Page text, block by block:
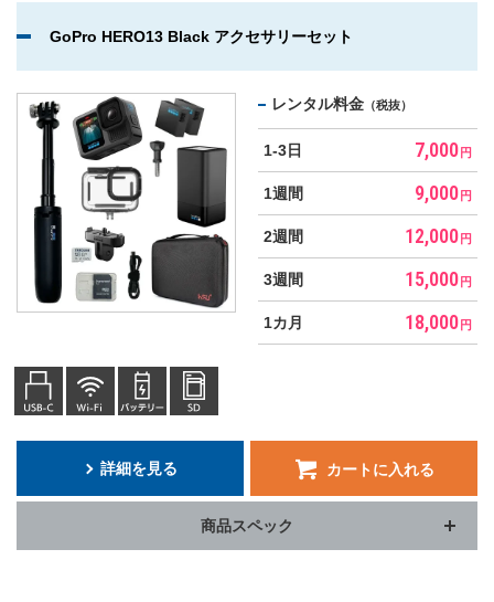
GoPro HERO13 Black アクセサリーセット
レンタル料金 （税抜）
1-3日 7,000 円
1週間 9,000 円
2週間 12,000 円
3週間 15,000 円
1カ月 18,000 円
詳細を見る カートに入れる
商品スペック